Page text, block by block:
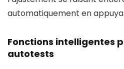
automatiquement en
Fonctions intelligentes
autotests